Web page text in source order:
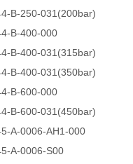
B-250-031(200bar)
B-400-000
B-400-031(315bar)
B-400-031(350bar)
B-600-000
B-600-031(450bar)
A-0006-AH1-000
A-0006-S00